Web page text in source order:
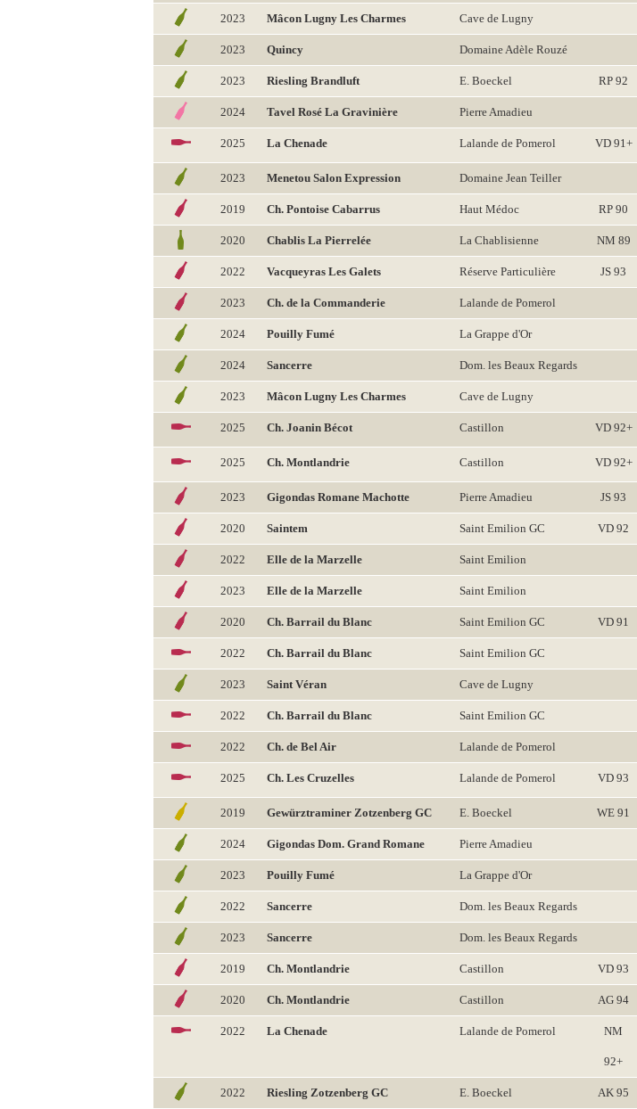
2023 Mâcon Lugny Les Charmes Cave de Lugny
2023 Quincy Domaine Adèle Rouzé
2023 Riesling Brandluft E. Boeckel RP 92
2024 Tavel Rosé La Gravinière Pierre Amadieu
2025 La Chenade Lalande de Pomerol VD 91+
2023 Menetou Salon Expression Domaine Jean Teiller
2019 Ch. Pontoise Cabarrus Haut Médoc RP 90
2020 Chablis La Pierrelée La Chablisienne NM 89
2022 Vacqueyras Les Galets Réserve Particulière JS 93
2023 Ch. de la Commanderie Lalande de Pomerol
2024 Pouilly Fumé La Grappe d'Or
2024 Sancerre Dom. les Beaux Regards
2023 Mâcon Lugny Les Charmes Cave de Lugny
2025 Ch. Joanin Bécot Castillon VD 92+
2025 Ch. Montlandrie Castillon VD 92+
2023 Gigondas Romane Machotte Pierre Amadieu JS 93
2020 Saintem Saint Emilion GC VD 92
2022 Elle de la Marzelle Saint Emilion
2023 Elle de la Marzelle Saint Emilion
2020 Ch. Barrail du Blanc Saint Emilion GC VD 91
2022 Ch. Barrail du Blanc Saint Emilion GC
2023 Saint Véran Cave de Lugny
2022 Ch. Barrail du Blanc Saint Emilion GC
2022 Ch. de Bel Air Lalande de Pomerol
2025 Ch. Les Cruzelles Lalande de Pomerol VD 93
2019 Gewürztraminer Zotzenberg GC E. Boeckel WE 91
2024 Gigondas Dom. Grand Romane Pierre Amadieu
2023 Pouilly Fumé La Grappe d'Or
2022 Sancerre Dom. les Beaux Regards
2023 Sancerre Dom. les Beaux Regards
2019 Ch. Montlandrie Castillon VD 93
2020 Ch. Montlandrie Castillon AG 94
2022 La Chenade Lalande de Pomerol NM
92+
2022 Riesling Zotzenberg GC E. Boeckel AK 95